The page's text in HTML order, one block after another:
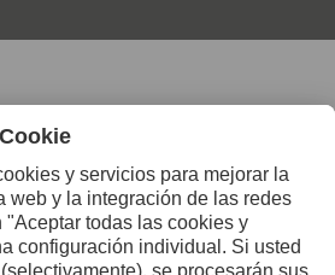
con nosotros si
información
Contacto